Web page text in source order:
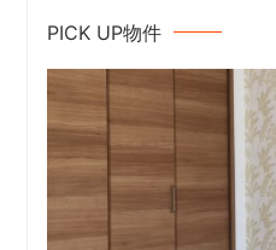
PICK UP物件